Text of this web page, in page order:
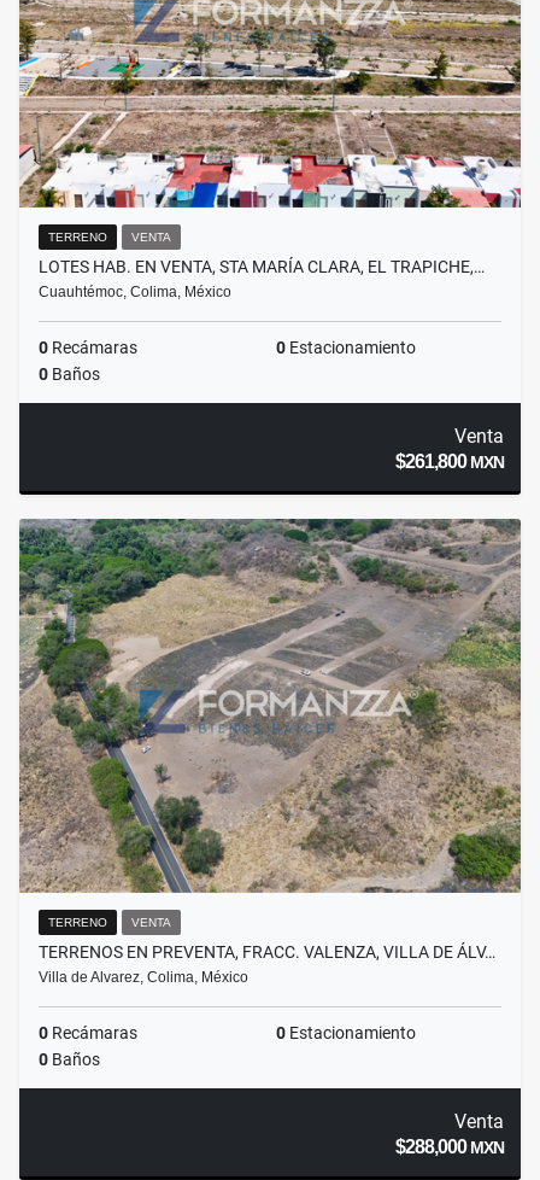
TERRENO VENTA
LOTES HAB. EN VENTA, STA MARÍA CLARA, EL TRAPICHE,…
Cuauhtémoc, Colima, México
0 Recámaras 0 Estacionamiento
0 Baños
Venta
$261,800MXN
TERRENO VENTA
TERRENOS EN PREVENTA, FRACC. VALENZA, VILLA DE ÁLV…
Villa de Alvarez, Colima, México
0 Recámaras 0 Estacionamiento
0 Baños
Venta
$288,000MXN